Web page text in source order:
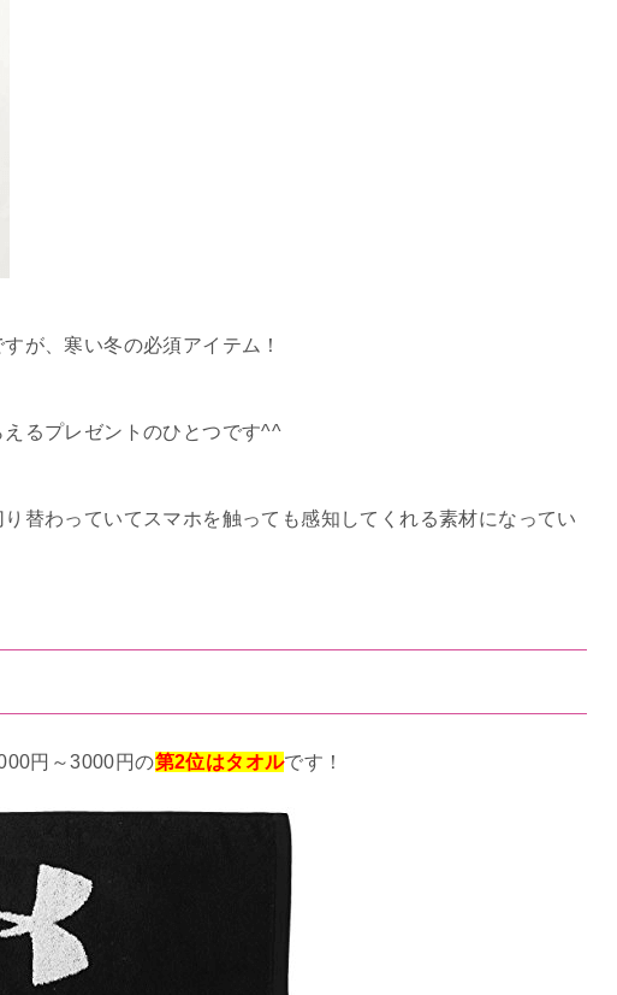
が、寒い冬の必須アイテム！
るプレゼントのひとつです^^
替わっていてスマホを触っても感知してくれる素材になってい
円～3000円の第2位はタオルです！